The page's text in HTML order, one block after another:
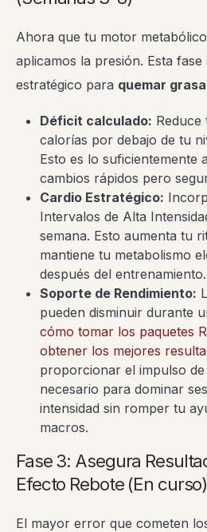
Ahora que tu motor
aplicamos la presión. Esta
estratégico para quemar
Déficit calculado: Reduce
calorías por debajo de tu
Esto es lo suficientemente
cambios rápidos pero
Cardio Estratégico:
Intervalos de Alta
semana. Esto aumenta tu
mantiene tu metabolismo
después del entrenamiento.
Soporte de Rendimiento:
pueden disminuir durante
cómo tomar los paquetes
obtener los mejores
proporcionar el impulso de
necesario para dominar
intensidad sin romper tu
macros.
Fase 3: Asegura
Efecto Rebote (En curso)
El mayor error que cometen